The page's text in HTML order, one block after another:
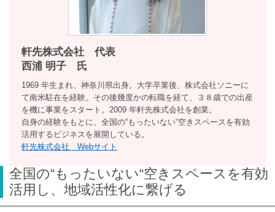
軒先株式会社 代表
⻄浦 明⼦ 氏
1969 年⽣まれ、神奈川県出⾝。⼤学卒業後、株式会社ソニーに
て南⽶駐在を経験。その後幾度かの転職を経て、３８歳での出産
を機に事業をスタート。2009 年軒先株式会社を創業。
⾃⾝の経験をもとに、全国の“もったいない“空きスペースを有効
活⽤するビジネスを展開している。
軒先株式会社 Webサイト
全国の“もったいない“空きスペースを有効
活⽤し、地域活性化に繋げる